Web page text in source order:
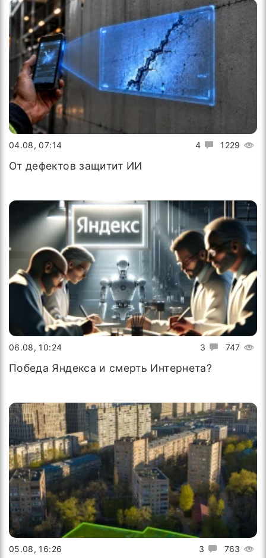
4 1229
04.08, 07:14
От дефектов защитит ИИ
3 747
06.08, 10:24
Победа Яндекса и смерть Интернета?
3 763
05.08, 16:26